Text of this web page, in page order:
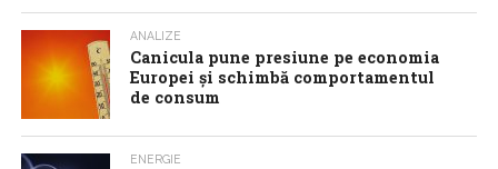
ANALIZE
Canicula pune presiune pe economia
Europei și schimbă comportamentul
de consum
ENERGIE